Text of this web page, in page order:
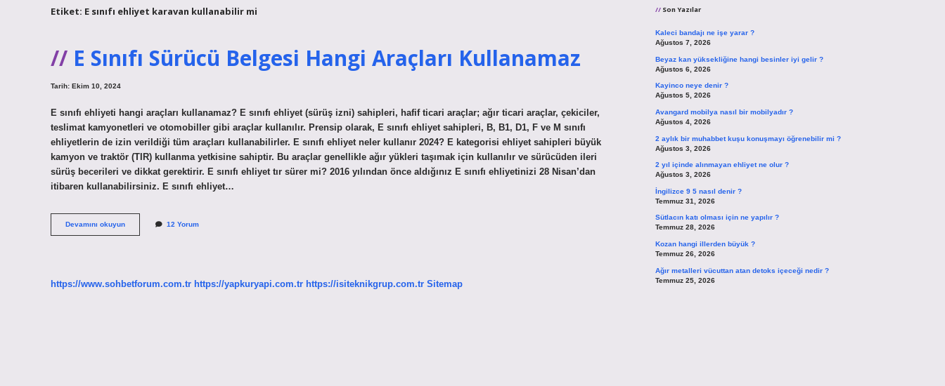
Etiket: E sınıfı ehliyet karavan kullanabilir mi
E Sınıfı Sürücü Belgesi Hangi Araçları Kullanamaz
Tarih: Ekim 10, 2024
E sınıfı ehliyeti hangi araçları kullanamaz? E sınıfı ehliyet (sürüş izni) sahipleri, hafif ticari araçlar; ağır ticari araçlar, çekiciler,
teslimat kamyonetleri ve otomobiller gibi araçlar kullanılır. Prensip olarak, E sınıfı ehliyet sahipleri, B, B1, D1, F ve M sınıfı
ehliyetlerin de izin verildiği tüm araçları kullanabilirler. E sınıfı ehliyet neler kullanır 2024? E kategorisi ehliyet sahipleri büyük
kamyon ve traktör (TIR) ​​kullanma yetkisine sahiptir. Bu araçlar genellikle ağır yükleri taşımak için kullanılır ve sürücüden ileri
sürüş becerileri ve dikkat gerektirir. E sınıfı ehliyet tır sürer mi? 2016 yılından önce aldığınız E sınıfı ehliyetinizi 28 Nisan’dan
itibaren kullanabilirsiniz. E sınıfı ehliyet…
Devamını okuyunE
Sınıfı
Kullanamaz
12 Yorum
https://www.sohbetforum.com.tr https://yapkuryapi.com.tr https://isiteknikgrup.com.tr Sitemap
Son Yazılar
Kaleci bandajı ne işe yarar ?
Ağustos 7, 2026
Beyaz kan yüksekliğine hangi besinler iyi gelir ?
Ağustos 6, 2026
Kayinco neye denir ?
Ağustos 5, 2026
Avangard mobilya nasıl bir mobilyadır ?
Ağustos 4, 2026
2 aylık bir muhabbet kuşu konuşmayı öğrenebilir mi ?
Ağustos 3, 2026
2 yıl içinde alınmayan ehliyet ne olur ?
Ağustos 3, 2026
İngilizce 9 5 nasıl denir ?
Temmuz 31, 2026
Sütlacın katı olması için ne yapılır ?
Temmuz 28, 2026
Kozan hangi illerden büyük ?
Temmuz 26, 2026
Ağır metalleri vücuttan atan detoks içeceği nedir ?
Temmuz 25, 2026